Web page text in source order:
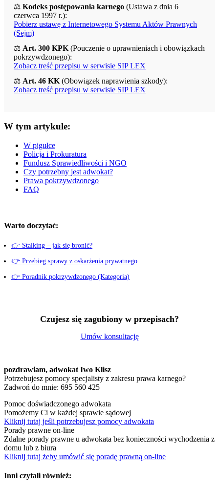
⚖️ Kodeks postępowania karnego (Ustawa z dnia 6
czerwca 1997 r.):
Pobierz ustawę z Internetowego Systemu Aktów Prawnych
(Sejm)
⚖️ Art. 300 KPK (Pouczenie o uprawnieniach i obowiązkach
pokrzywdzonego):
Zobacz treść przepisu w serwisie SIP LEX
⚖️ Art. 46 KK (Obowiązek naprawienia szkody):
Zobacz treść przepisu w serwisie SIP LEX
W tym artykule:
W pigułce
Policja i Prokuratura
Fundusz Sprawiedliwości i NGO
Czy potrzebny jest adwokat?
Prawa pokrzywdzonego
FAQ
Warto doczytać:
👉 Stalking – jak się bronić?
👉 Przebieg sprawy z oskarżenia prywatnego
👉 Poradnik pokrzywdzonego (Kategoria)
Czujesz się zagubiony w przepisach?
Umów konsultację
pozdrawiam, adwokat Iwo Klisz
Potrzebujesz pomocy specjalisty z zakresu prawa karnego?
Zadwoń do mnie: 695 560 425
Pomoc doświadczonego adwokata
Pomożemy Ci w każdej sprawie sądowej
Kliknij tutaj jeśli potrzebujesz pomocy adwokata
Porady prawne on-line
Zdalne porady prawne u adwokata bez konieczności wychodzenia z
domu lub z biura
Kliknij tutaj żeby umówić się poradę prawną on-line
Inni czytali również: